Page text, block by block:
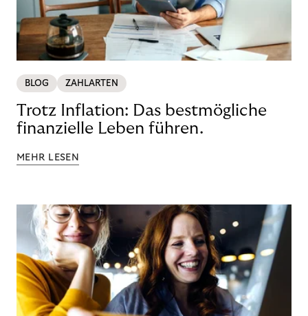
BLOG ZAHLARTEN
Trotz Inflation: Das bestmögliche
finanzielle Leben führen.
MEHR LESEN